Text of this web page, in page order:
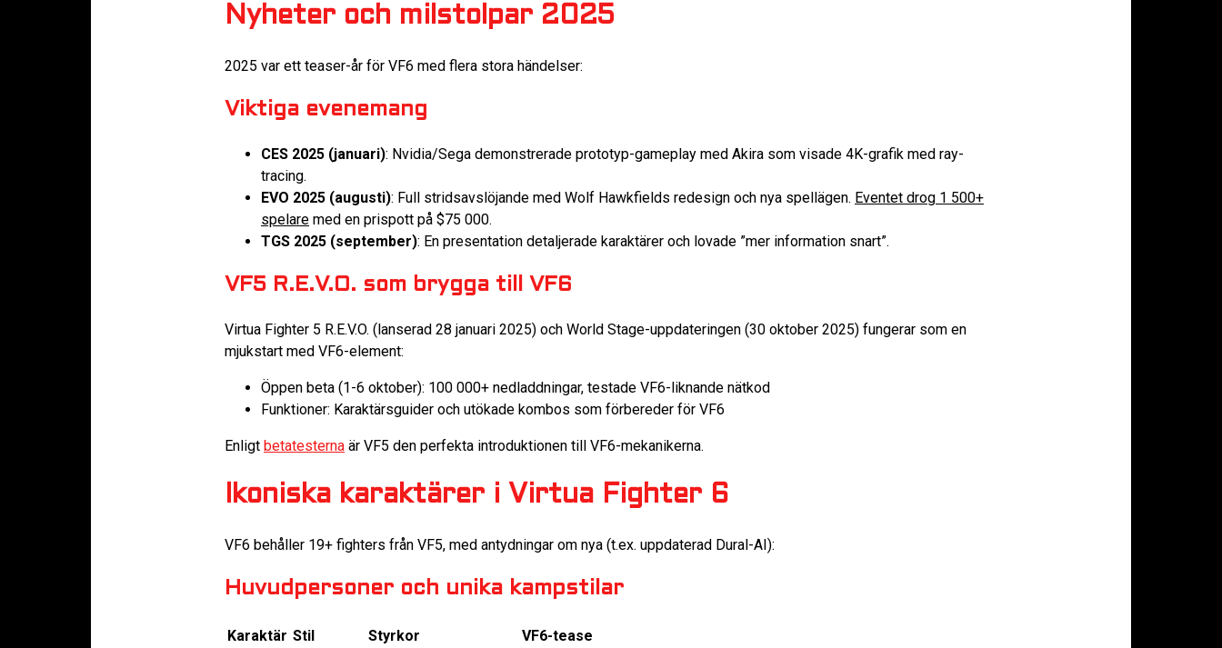
Nyheter och milstolpar 2025
2025 var ett teaser-år för VF6 med flera stora händelser:
Viktiga evenemang
CES 2025 (januari): Nvidia/Sega demonstrerade prototyp-gameplay med Akira som visade 4K-grafik med ray-
tracing.
EVO 2025 (augusti): Full stridsavslöjande med Wolf Hawkfields redesign och nya spellägen. Eventet drog 1 500+
spelare med en prispott på $75 000.
TGS 2025 (september): En presentation detaljerade karaktärer och lovade ”mer information snart”.
VF5 R.E.V.O. som brygga till VF6
Virtua Fighter 5 R.E.V.O. (lanserad 28 januari 2025) och World Stage-uppdateringen (30 oktober 2025) fungerar som en
mjukstart med VF6-element:
Öppen beta (1-6 oktober): 100 000+ nedladdningar, testade VF6-liknande nätkod
Funktioner: Karaktärsguider och utökade kombos som förbereder för VF6
Enligt betatesterna är VF5 den perfekta introduktionen till VF6-mekanikerna.
Ikoniska karaktärer i Virtua Fighter 6
VF6 behåller 19+ fighters från VF5, med antydningar om nya (t.ex. uppdaterad Dural-AI):
Huvudpersoner och unika kampstilar
Karaktär Stil Styrkor
VF6-tease